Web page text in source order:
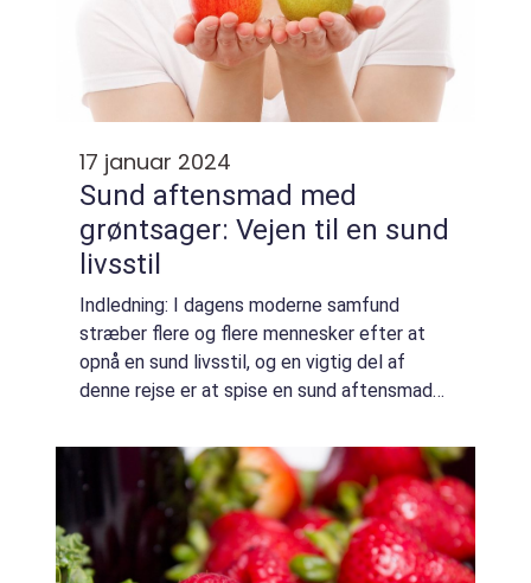
17 januar 2024
Sund aftensmad med
grøntsager: Vejen til en sund
livsstil
Indledning: I dagens moderne samfund
stræber flere og flere mennesker efter at
opnå en sund livsstil, og en vigtig del af
denne rejse er at spise en sund aftensmad
grøntsager i vores måltider kan vi opnå
mange s...